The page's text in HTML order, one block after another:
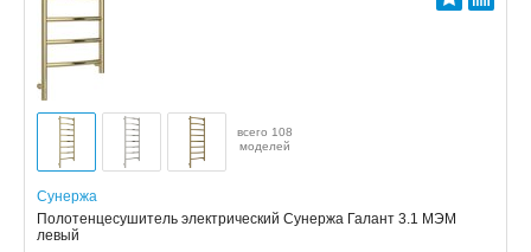
всего 108
моделей
Сунержа
Полотенцесушитель электрический Сунержа Галант 3.1 МЭМ
левый